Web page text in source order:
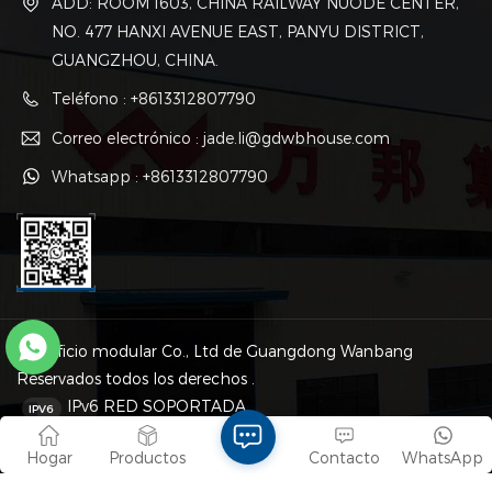
sección especial y conexión
de pernos, las diferentes
unidades están conectadas
mediante pernos.
sección especial y conexión
de pernos, las diferentes
unidades están conectadas
NO. 477 HANXI AVENUE EAST, PANYU DISTRICT,
GUANGZHOU, CHINA.
Teléfono : +8613312807790
Correo electrónico : jade.li@gdwbhouse.com
Whatsapp : +8613312807790
© Edificio modular Co., Ltd de Guangdong Wanbang
Reservados todos los derechos .
IPv6 RED SOPORTADA
Mapa del sitio
| XML
política de privacidad
Hogar
Productos WhatsApp
Contacto